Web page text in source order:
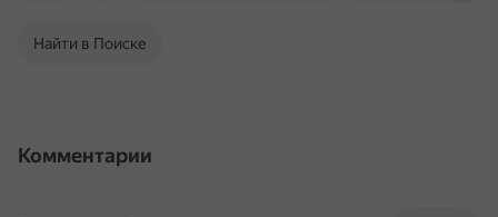
Найти в Поиске
Комментарии